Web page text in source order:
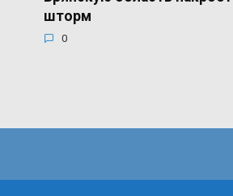
шторм
0